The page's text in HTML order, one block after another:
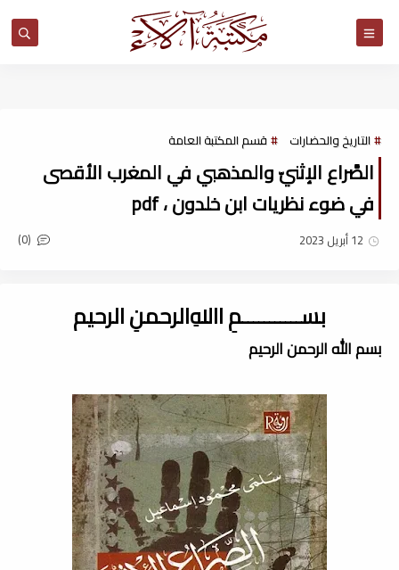
التاريخ والحضارات قسم المكتبة العامة
الصَّراع الإثنيّ والمذهبي في المغرب الأقصى
في ضوء نظريات ابن خلدون ، pdf
12 أبريل 2023 (0)
بســـــــــــمِ اﷲِالرحمنِ الرحيم
بسم الله الرحمن الرحيم